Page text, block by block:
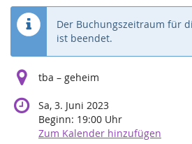
Der Buchungszeitraum für
ist beendet.
tba – geheim
Sa, 3. Juni 2023
Beginn: 19:00 Uhr
Zum Kalender hinzufügen